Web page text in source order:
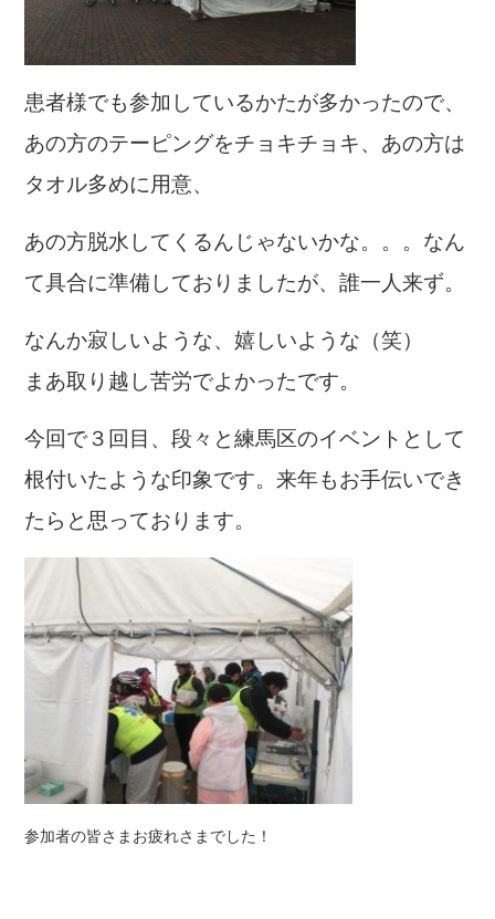
患者様でも参加しているかたが多かったので、
あの方のテーピングをチョキチョキ、あの方は
タオル多めに用意、
あの方脱水してくるんじゃないかな。。。なん
て具合に準備しておりましたが、誰一人来ず。
なんか寂しいような、嬉しいような（笑）
まあ取り越し苦労でよかったです。
今回で３回目、段々と練馬区のイベントとして
根付いたような印象です。来年もお手伝いでき
たらと思っております。
参加者の皆さまお疲れさまでした！